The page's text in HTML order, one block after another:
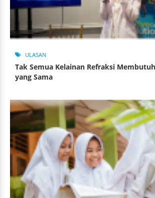
ULASAN
Tak Semua Kelainan Refraksi
yang Sama